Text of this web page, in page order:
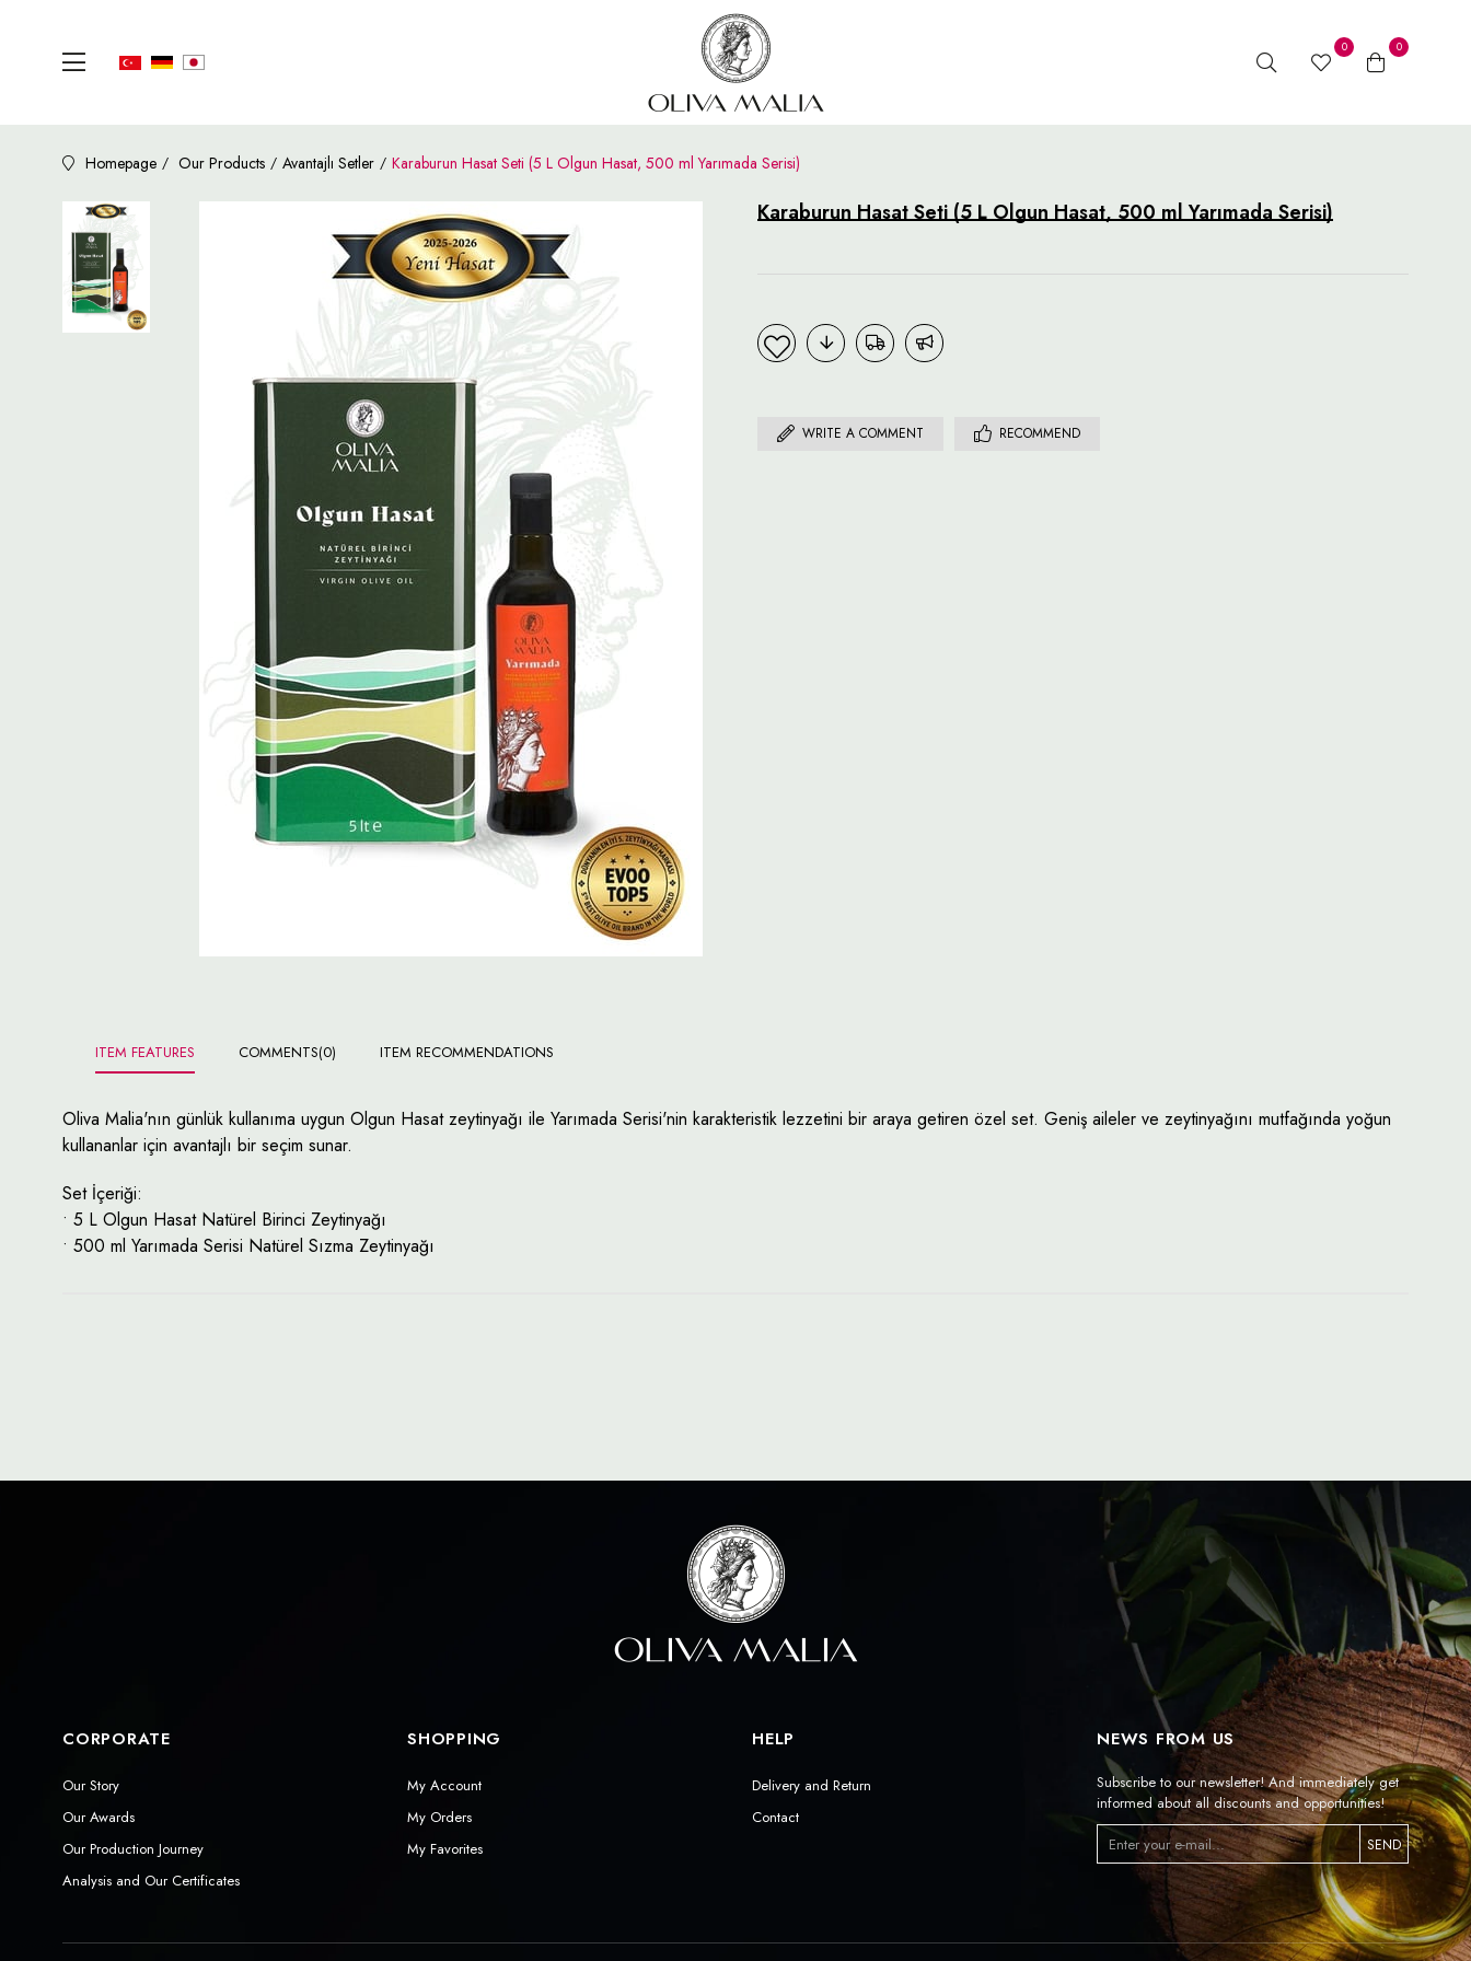
0
0
Homepage Our Products Avantajlı Setler Karaburun Hasat Seti (5 L Olgun Hasat, 500 ml Yarımada Serisi)
Karaburun Hasat Seti (5 L Olgun Hasat, 500 ml Yarımada Serisi)
RECOMMEND
WRITE A COMMENT
ITEM FEATURES COMMENTS(0) ITEM RECOMMENDATIONS
Oliva Malia'nın günlük kullanıma uygun Olgun Hasat zeytinyağı ile Yarımada Serisi'nin karakteristik lezzetini bir araya getiren özel set. Geniş aileler ve zeytinyağını mutfağında yoğun
kullananlar için avantajlı bir seçim sunar.
Set İçeriği:
• 5 L Olgun Hasat Natürel Birinci Zeytinyağı
• 500 ml Yarımada Serisi Natürel Sızma Zeytinyağı
CORPORATE
Our Story
Our Awards
Our Production Journey
Analysis and Our Certificates
SHOPPING
My Account
My Orders
My Favorites
HELP
Delivery and Return
Contact
NEWS FROM US
Subscribe to our newsletter! And immediately get
informed about all discounts and opportunities!
SEND